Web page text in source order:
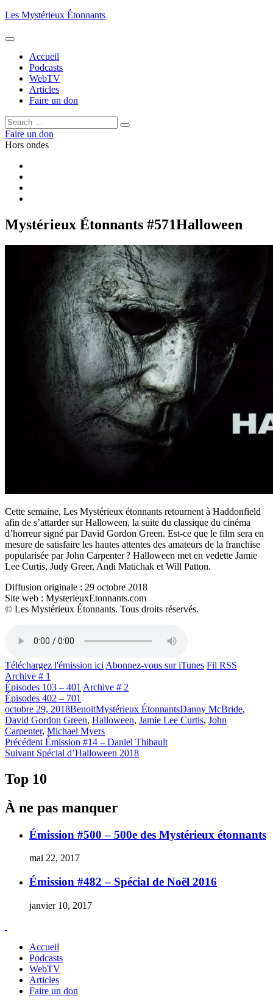
Aller
contenu
Les Mystérieux Étonnants
Accueil
Podcasts
WebTV
Articles
Faire un don
Rechercher :
Rechercher
Faire un don
Hors ondes
Mystérieux Étonnants #571Halloween
Cette semaine, Les Mystérieux étonnants retournent à Haddonfield
afin de s’attarder sur Halloween, la suite du classique du cinéma
d’horreur signé par David Gordon Green. Est-ce que le film sera en
mesure de satisfaire les hautes attentes des amateurs de la franchise
popularisée par John Carpenter ? Halloween met en vedette Jamie
Lee Curtis, Judy Greer, Andi Matichak et Will Patton.
Diffusion originale : 29 octobre 2018
Site web : MysterieuxEtonnants.com
© Les Mystérieux Étonnants. Tous droits réservés.
Téléchargez l'émission ici Abonnez-vous sur iTunes Fil RSS
Archive # 1
Épisodes 103 – 401 Archive # 2
Épisodes 402 – 701
Publié
le
octobre 29, 2018BenoitCatégories
Mystérieux ÉtonnantsÉtiquettes
Danny McBride,
David Gordon Green, Halloween, Jamie Lee Curtis, John
Carpenter, Michael Myers
Navigation
de
l'article
Précédent Article
précédent :
Émission #14 – Daniel Thibault
Suivant Article
Spécial d’Halloween 2018
Top 10
À ne pas manquer
Émission #500 – 500e des Mystérieux étonnants
mai 22, 2017
Émission #482 – Spécial de Noël 2016
janvier 10, 2017
Accueil
Podcasts
WebTV
Articles
Faire un don